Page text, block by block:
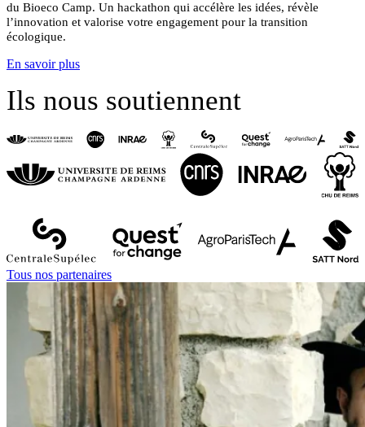
du Bioeco Camp. Un hackathon qui accélère les idées, révèle
l’innovation et valorise votre engagement pour la transition
écologique.
En savoir plus
Ils nous soutiennent
Tous nos partenaires